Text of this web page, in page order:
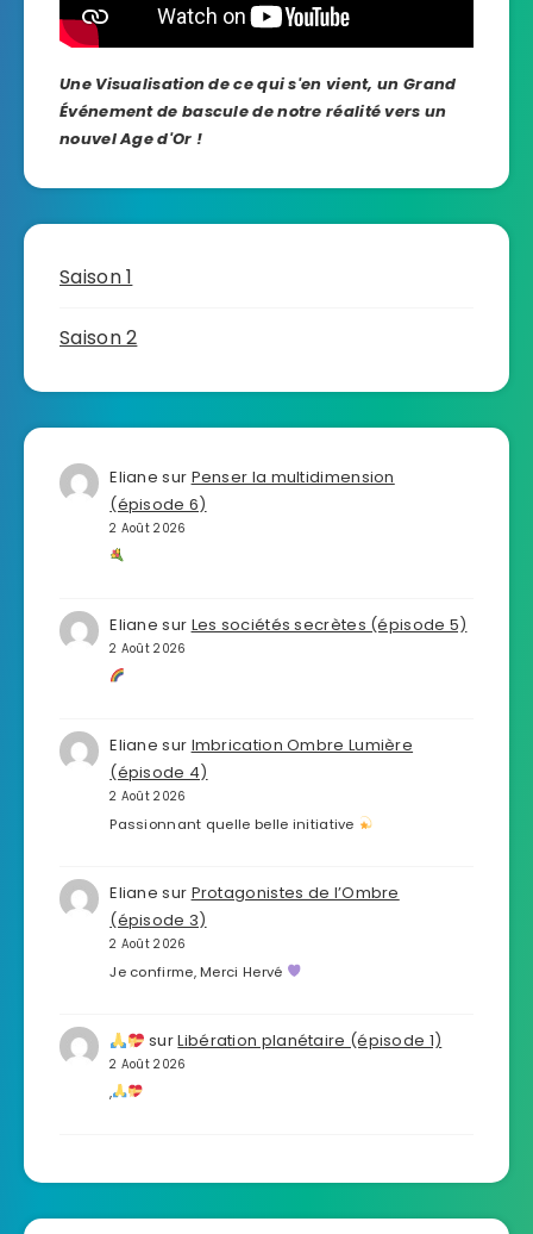
Une Visualisation de ce qui s'en vient, un Grand
Événement de bascule de notre réalité vers un
nouvel Age d'Or !
Saison 1
Saison 2
Eliane sur Penser la multidimension
(épisode 6)
2 Août 2026
Eliane sur Les sociétés secrètes (épisode 5)
2 Août 2026
Eliane sur Imbrication Ombre Lumière
(épisode 4)
2 Août 2026
Passionnant quelle belle initiative
Eliane sur Protagonistes de l’Ombre
(épisode 3)
2 Août 2026
Je confirme, Merci Hervé
surLibération planétaire (épisode 1)
2 Août 2026
,